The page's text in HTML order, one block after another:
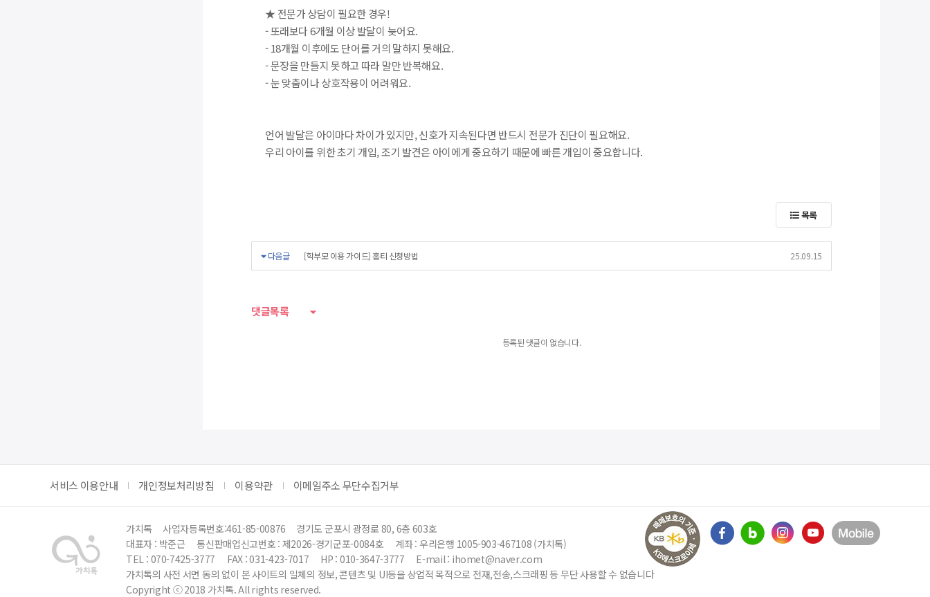
★ 전문가 상담이 필요한 경우!
- 또래보다 6개월 이상 발달이 늦어요.
- 18개월 이후에도 단어를 거의 말하지 못해요.
- 문장을 만들지 못하고 따라 말만 반복해요.
- 눈 맞춤이나 상호작용이 어려워요.
언어 발달은 아이마다 차이가 있지만, 신호가 지속된다면 반드시 전문가 진단이 필요해요.
우리 아이를 위한 초기 개입, 조기 발견은 아이에게 중요하기 때문에 빠른 개입이 중요합니다.
목록
다음글 [학부모 이용 가이드] 홈티 신청방법 25.09.15
댓글목록
등록된 댓글이 없습니다.
서비스 이용안내 개인정보처리방침 이용약관 이메일주소 무단수집거부
가치톡 사업자등록번호:461-85-00876
경기도 군포시 광정로 80, 6층 603호
대표자 : 박준근
통신판매업신고번호 : 제2026-경기군포-0084호
계좌 : 우리은행 1005-903-467108 (가치톡)
TEL : 070-7425-3777
FAX : 031-423-7017 HP : 010-3647-3777
E-mail : ihomet@naver.com
가치톡의 사전 서면 동의 없이 본 사이트의 일체의 정보, 콘텐츠 및 UI등을 상업적 목적으로 전재,전송,스크래핑 등 무단 사용할 수 없습니다
Copyright ⓒ 2018 가치톡. All rights reserved.